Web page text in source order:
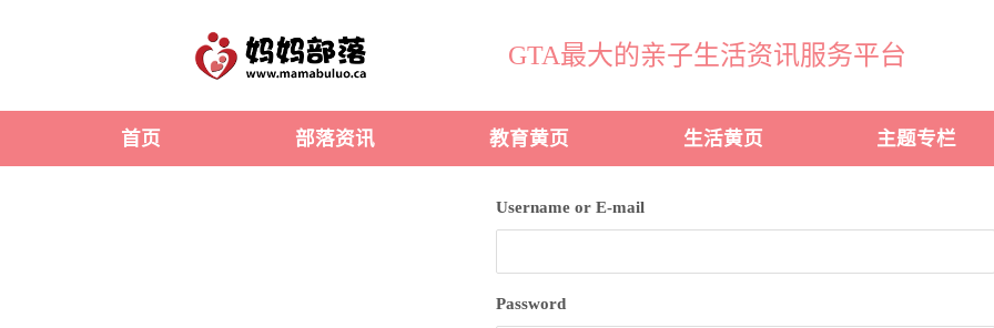
GTA最大的亲子生活资讯服务平台
首页 部落资讯 教育黄页 生活黄页 主题专栏
Username or E-mail
Password